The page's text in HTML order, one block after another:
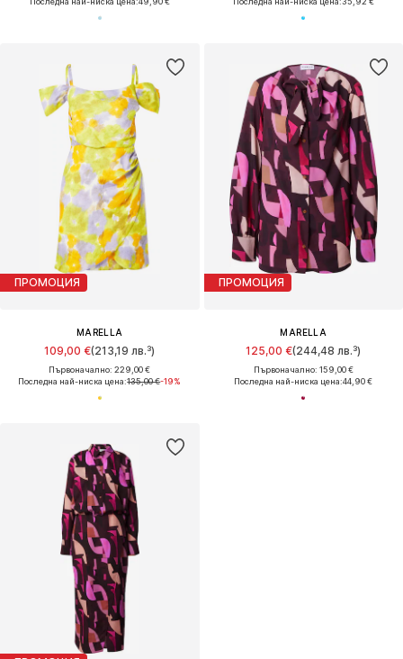
ПРОМОЦИЯ
MARELLA
109,00 €(213,19 лв.³)
Първоначално: 229,00 €
Последна най-ниска цена:135,00 €-19%
ПРОМОЦИЯ
MARELLA
125,00 €(244,48 лв.³)
Първоначално: 159,00 €
Последна най-ниска цена:44,90 €